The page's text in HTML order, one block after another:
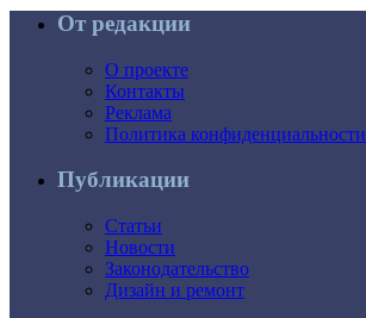
От редакции
О проекте
Контакты
Реклама
Политика конфиденциальности
Публикации
Статьи
Новости
Законодательство
Дизайн и ремонт